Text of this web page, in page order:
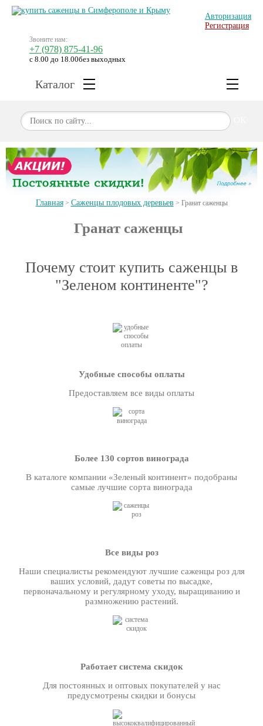
Звоните нам:
+7 (978) 875-41-96
с 8.00 до 18.00без выходных
Авторизация
Регистрация
Каталог
Главная> Саженцы плодовых деревьев > Гранат саженцы
Гранат саженцы
Почему стоит купить саженцы в
"Зеленом континенте"?
Удобные способы оплаты
Предоставляем все виды оплаты
Более 130 сортов винограда
В каталоге компании «Зеленый континент» подобраны
самые лучшие сорта винограда
Все виды роз
Наши специалисты рекомендуют лучшие саженцы роз для
ваших условий, дадут советы по высадке,
первоначальному и регулярному уходу, выращиванию и
размножению растений.
Работает система скидок
Для постоянных и оптовых покупателей у нас
предусмотрены скидки и бонусы